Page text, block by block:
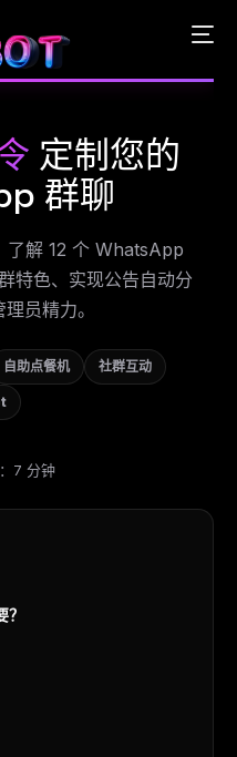
定制您的
群聊
了解 12 个 WhatsApp
特色、实现公告自动分
员精力。
自助点餐机 社群互动
7 分钟
国)